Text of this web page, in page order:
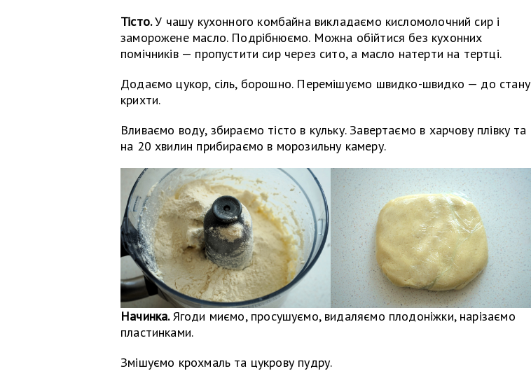
Тісто.У чашу кухонного комбайна викладаємо кисломолочний сир і
заморожене масло. Подрібнюємо. Можна обійтися без кухонних
помічників — пропустити сир через сито, а масло натерти на тертці.
Додаємо цукор, сіль, борошно. Перемішуємо швидко-швидко — до стану
крихти.
Вливаємо воду, збираємо тісто в кульку. Завертаємо в харчову плівку та
на 20 хвилин прибираємо в морозильну камеру.
Начинка.Ягоди миємо, просушуємо, видаляємо плодоніжки, нарізаємо
пластинками.
Змішуємо крохмаль та цукрову пудру.